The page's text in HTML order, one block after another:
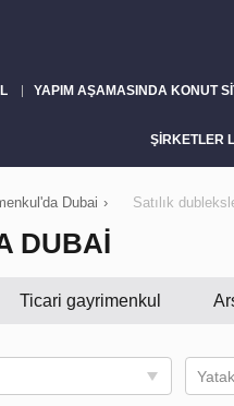
YAPIM AŞAMASINDA KONUT
ŞIRKETLER
Dubai › Satılık
DUBAI
Ticari gayrimenkul